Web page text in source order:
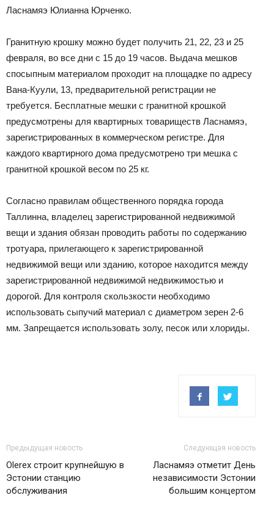
Ласнамяэ Юлианна Юрченко.
Гранитную крошку можно будет получить 21, 22, 23 и 25
февраля, во все дни с 15 до 19 часов. Выдача мешков
спосыпным материалом проходит на площадке по адресу
Вана-Куули, 13, предварительной регистрации не
требуется. Бесплатные мешки с гранитной крошкой
предусмотрены для квартирных товариществ Ласнамяэ,
зарегистрированных в коммерческом регистре. Для
каждого квартирного дома предусмотрено три мешка с
гранитной крошкой весом по 25 кг.
Согласно правилам общественного порядка города
Таллинна, владелец зарегистрированной недвижимой
вещи и здания обязан проводить работы по содержанию
тротуара, прилегающего к зарегистрированной
недвижимой вещи или зданию, которое находится между
зарегистрированной недвижимой недвижимостью и
дорогой. Для контроля скользкости необходимо
использовать сыпучий материал с диаметром зерен 2-6
мм. Запрещается использовать золу, песок или хлориды.
Предыдущая новость
Olerex строит крупнейшую в
Эстонии станцию
обслуживания
Следующая новость
Ласнамяэ отметит День
независимости Эстонии
большим концертом